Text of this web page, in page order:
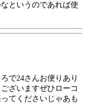
というのであれば使
で24さんお便りあり
ざいますぜひローコ
てくださいじゃあも